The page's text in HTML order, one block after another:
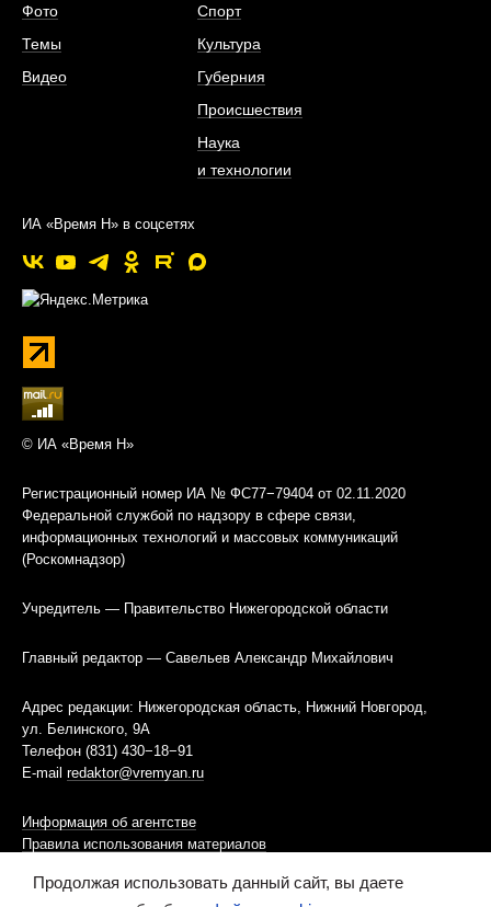
Фото
Темы
Видео
Спорт
Культура
Губерния
Происшествия
Наука
и технологии
ИА «Время Н» в соцсетях
© ИА «Время Н»
Регистрационный номер ИА № ФС77−79404 от 02.11.2020
Федеральной службой по надзору в сфере связи,
информационных технологий и массовых коммуникаций
(Роскомнадзор)
Учредитель — Правительство Нижегородской области
Главный редактор — Савельев Александр Михайлович
Адрес редакции: Нижегородская область, Нижний Новгород,
ул. Белинского, 9А
Телефон (831) 430−18−91
E-mail redaktor@vremyan.ru
Информация об агентстве
Правила использования материалов
Информационная политика использования «cookies»-файлов
Продолжая использовать данный сайт, вы даете